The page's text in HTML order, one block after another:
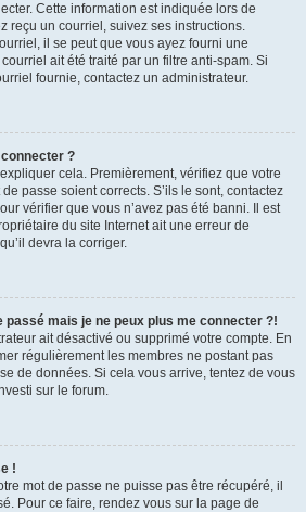
Cette information est indiquée lors de
reçu un courriel, suivez ses instructions.
il se peut que vous ayez fourni une
ait été traité par un filtre anti-spam. Si
fournie, contactez un administrateur.
?
cela. Premièrement, vérifiez que votre
passe soient corrects. S’ils le sont, contactez
vérifier que vous n’avez pas été banni. Il est
du site Internet ait une erreur de
devra la corriger.
mais je ne peux plus me connecter ?!
ait désactivé ou supprimé votre compte. En
régulièrement les membres ne postant pas
de données. Si cela vous arrive, tentez de vous
sur le forum.
!
mot de passe ne puisse pas être récupéré, il
Pour ce faire, rendez vous sur la page de